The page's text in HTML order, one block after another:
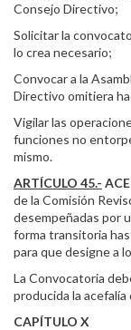
Consejo Directivo;
Solicitar la
lo crea necesario;
Convocar a la
Directivo omitiera
Vigilar las
funciones no
mismo.
ARTÍCULO 45.-
de la Comisión
desempeñadas por
forma transitoria
para que designe a
La Convocatoria
producida la acefalía
CAPÍTULO X